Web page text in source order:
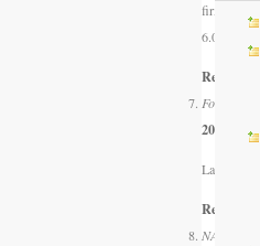
firmware
6.0.12
Responder
Fortigate
2025/03/
La
Responder
NA